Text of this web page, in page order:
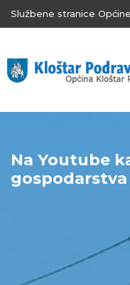
Službene stranice
Na Youtube
gospodarstva